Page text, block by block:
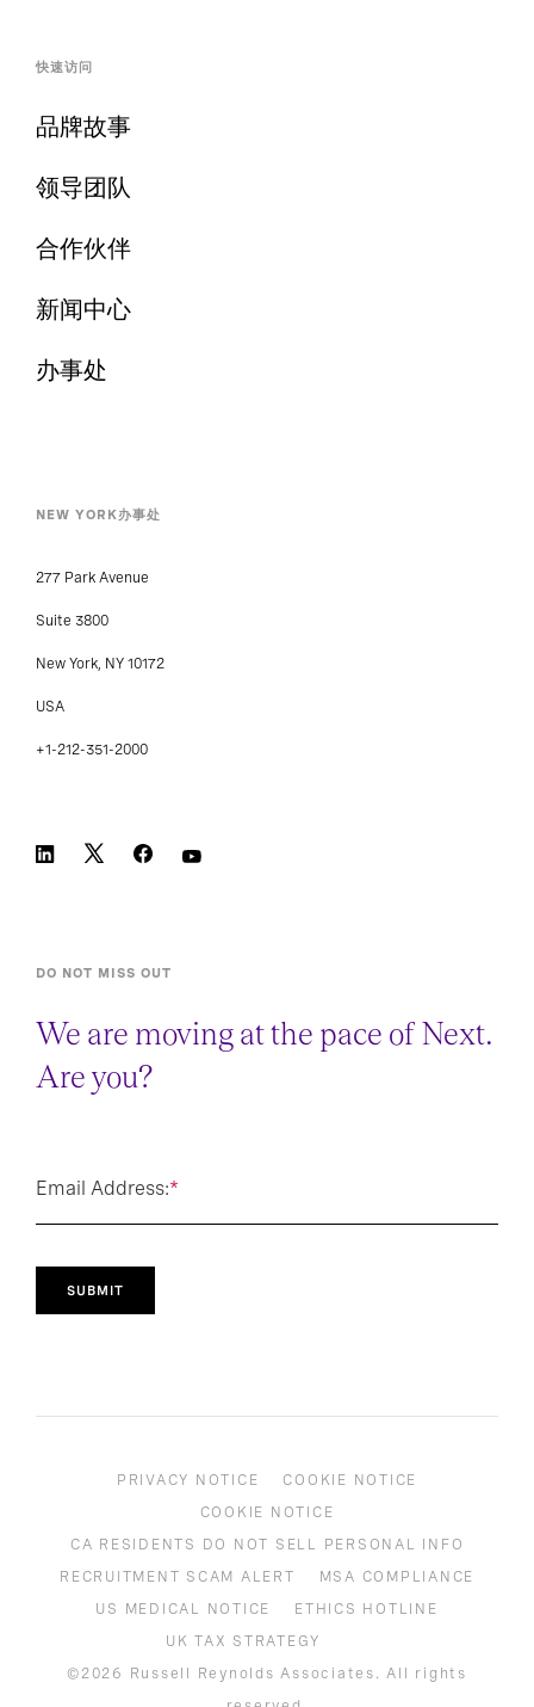
快速访问
品牌故事
领导团队
合作伙伴
新闻中心
办事处
NEW YORK办事处
277 Park Avenue
Suite 3800
New York, NY 10172
USA
+1-212-351-2000
DO NOT MISS OUT
We are moving at the pace of Next.
Are you?
*
Email Address:
SUBMIT
PRIVACY NOTICE
COOKIE NOTICE
COOKIE NOTICE
CA RESIDENTS DO NOT SELL PERSONAL INFO
RECRUITMENT SCAM ALERT
MSA COMPLIANCE
US MEDICAL NOTICE
ETHICS HOTLINE
UK TAX STRATEGY
©2026 Russell Reynolds Associates. All rights